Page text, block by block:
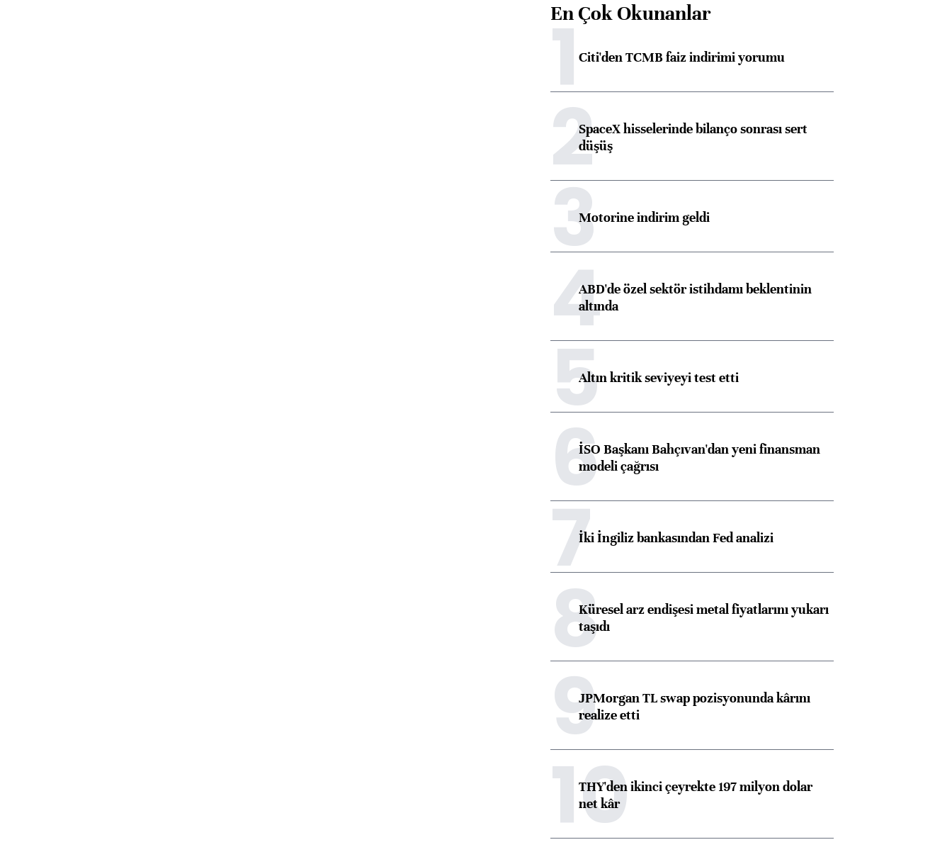
En Çok Okunanlar
1Citi'den TCMB faiz indirimi yorumu
2SpaceX hisselerinde bilanço sonrası sert
düşüş
3Motorine indirim geldi
4ABD'de özel sektör istihdamı beklentinin
altında
5Altın kritik seviyeyi test etti
6İSO Başkanı Bahçıvan'dan yeni finansman
modeli çağrısı
7İki İngiliz bankasından Fed analizi
8Küresel arz endişesi metal fiyatlarını yukarı
taşıdı
9JPMorgan TL swap pozisyonunda kârını
realize etti
10
THY'den ikinci çeyrekte 197 milyon dolar
net kâr